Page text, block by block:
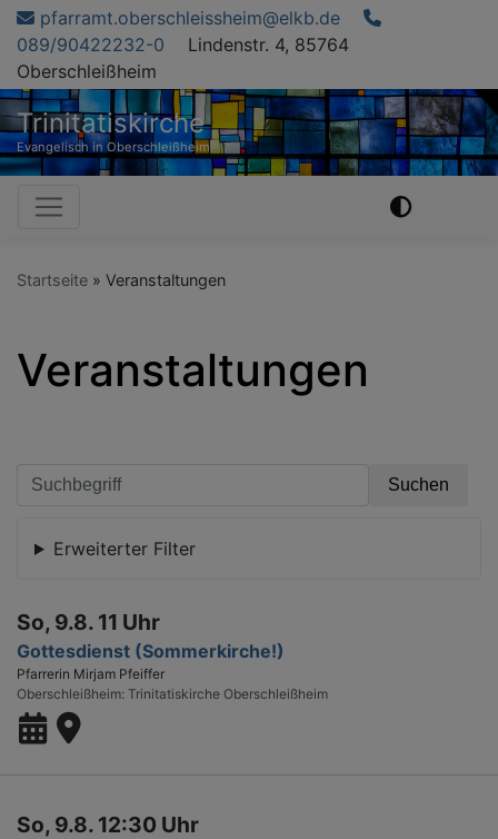
Direkt
zum
Inhalt
pfarramt.oberschleissheim@elkb.de
089/90422232-0
Lindenstr. 4, 85764
Oberschleißheim
Trinitatiskirche
Evangelisch in Oberschleißheim
Hauptnavigation
Startseite Veranstaltungen
Veranstaltungen
Erweiterter Filter
So, 9.8. 11 Uhr
Gottesdienst (Sommerkirche!)
Pfarrerin Mirjam Pfeiffer
Oberschleißheim Trinitatiskirche Oberschleißheim
So, 9.8. 12:30 Uhr